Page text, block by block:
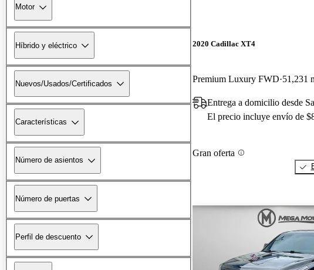
Motor
Híbrido y eléctrico
Nuevos/Usados/Certificados
Características
Número de asientos
Número de puertas
Perfil de descuento
2020 Cadillac XT4
Premium Luxury FWD 51,231
Entrega a domicilio desde
El precio incluye envío de
Gran oferta